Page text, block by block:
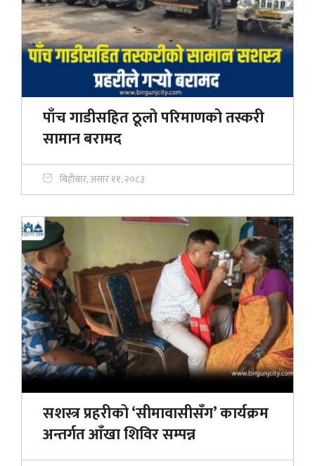
पाँच गाडीसहित ठूलो परिमाणको तस्करी
सामान बरामद
बिहीबार, असार ११, २०८३
सशस्त्र प्रहरीको ‘सीमावासीसँग’ कार्यक्रम
अन्तर्गत आँखा शिविर सम्पन्न